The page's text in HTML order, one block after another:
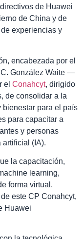
de Huawei
de China y de
experiencias y
encabezada por el
González Waite —
el Conahcyt, dirigido
de consolidar a la
bienestar para el país
para capacitar a
y personas
artificial (IA).
la capacitación,
learning,
forma virtual,
este CP Conahcyt,
Huawei